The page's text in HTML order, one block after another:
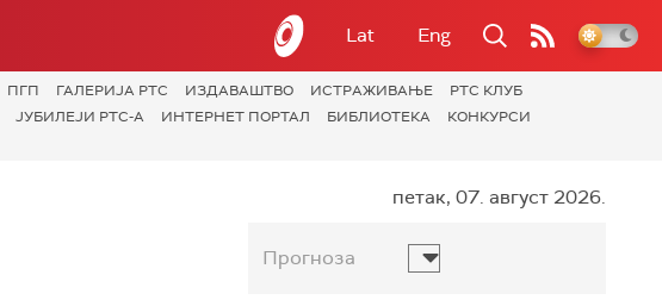
Lat Eng
ПГП ГАЛЕРИЈА РТС ИЗДАВАШТВО ИСТРАЖИВАЊЕ
РТС КЛУБ
ЈУБИЛЕЈИ РТС-А ИНТЕРНЕТ ПОРТАЛ БИБЛИОТЕКА
КОНКУРСИ
петак, 07. август 2026.
Прогноза